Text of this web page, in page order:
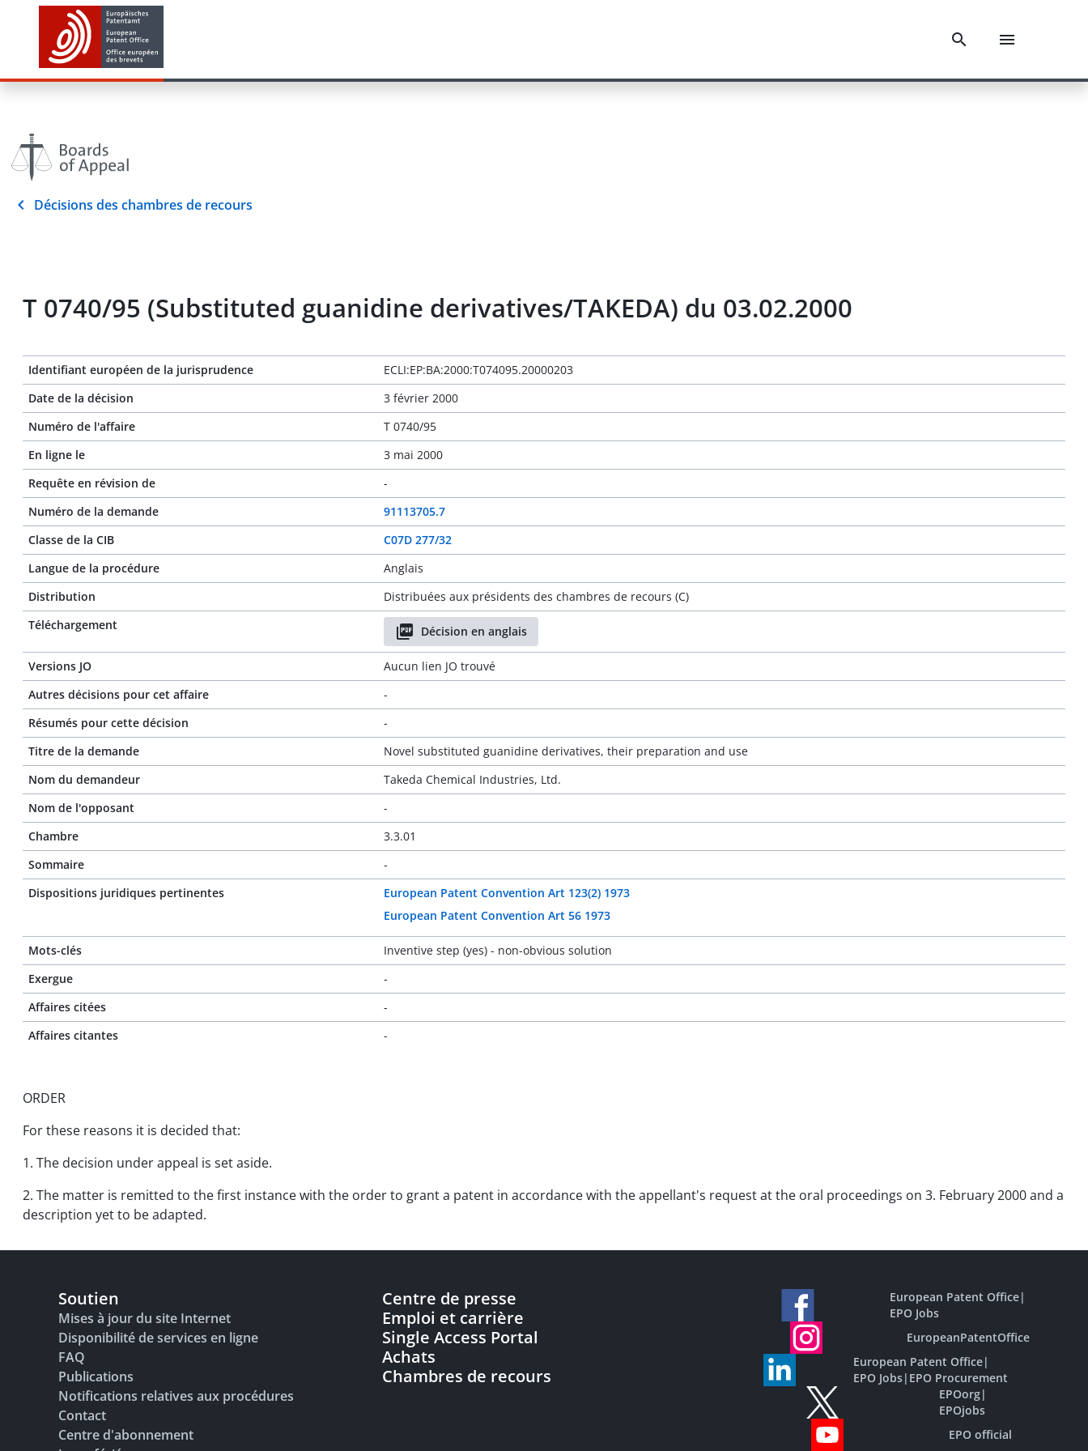
Décisions des chambres de recours
T 0740/95 (Substituted guanidine derivatives/TAKEDA) du 03.02.2000
Identifiant européen de la jurisprudence
ECLI:EP:BA:2000:T074095.20000203
Date de la décision
3 février 2000
Numéro de l'affaire
T 0740/95
En ligne le
3 mai 2000
Requête en révision de
-
Numéro de la demande
91113705.7
Classe de la CIB
C07D 277/32
Langue de la procédure
Anglais
Distribution
Distribuées aux présidents des chambres de recours (C)
Téléchargement
Décision en anglais
Versions JO
Aucun lien JO trouvé
Autres décisions pour cet affaire
-
Résumés pour cette décision
-
Titre de la demande
Novel substituted guanidine derivatives, their preparation and use
Nom du demandeur
Takeda Chemical Industries, Ltd.
Nom de l'opposant
-
Chambre
3.3.01
Sommaire
-
Dispositions juridiques pertinentes
European Patent Convention Art 123(2) 1973
European Patent Convention Art 56 1973
Mots-clés
Inventive step (yes) - non-obvious solution
Exergue
-
Affaires citées
-
Affaires citantes
-
ORDER
For these reasons it is decided that:
1. The decision under appeal is set aside.
2. The matter is remitted to the first instance with the order to grant a patent in accordance with the appellant's request at the oral proceedings on 3. February 2000 and a
description yet to be adapted.
Soutien
Mises à jour du site Internet
Disponibilité de services en ligne
FAQ
Publications
Notifications relatives aux procédures
Contact
Centre d'abonnement
Centre de presse
Emploi et carrière
Single Access Portal
Achats
Chambres de recours
European Patent Office|
EPO Jobs
EuropeanPatentOffice
European Patent Office|
EPO Jobs| EPO Procurement
EPOorg|
EPOjobs
EPO official